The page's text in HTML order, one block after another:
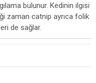
bulunur. Kedinin ilgisi
zaman catnip ayrıca folik
de sağlar.